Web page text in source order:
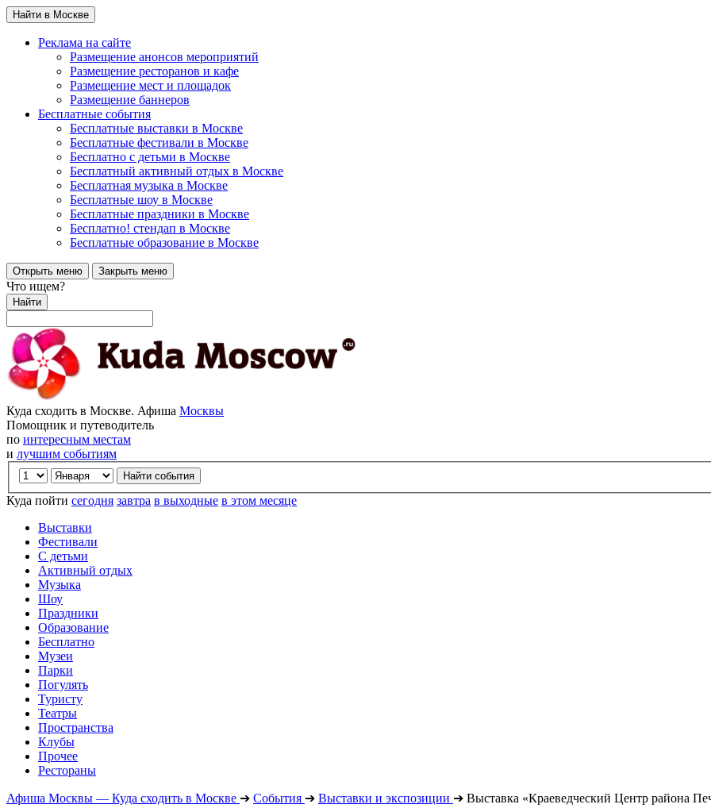
Найти в Москве
Реклама на сайте
Размещение анонсов мероприятий
Размещение ресторанов и кафе
Размещение мест и площадок
Размещение баннеров
Бесплатные события
Бесплатные выставки в Москве
Бесплатные фестивали в Москве
Бесплатно с детьми в Москве
Бесплатный активный отдых в Москве
Бесплатная музыка в Москве
Бесплатные шоу в Москве
Бесплатные праздники в Москве
Бесплатно! стендап в Москве
Бесплатные образование в Москве
Открыть меню Закрыть меню
Что ищем?
Найти
Куда сходить в Москве. Афиша Москвы
Помощник и путеводитель
по интересным местам
и лучшим событиям
Куда пойти сегодня завтра в выходные в этом месяце
Выставки
Фестивали
С детьми
Активный отдых
Музыка
Шоу
Праздники
Образование
Бесплатно
Музеи
Парки
Погулять
Туристу
Театры
Пространства
Клубы
Прочее
Рестораны
Афиша Москвы — Куда сходить в Москве ➔ События ➔ Выставки и экспозиции ➔ Выставка «Краеведческий Центр района